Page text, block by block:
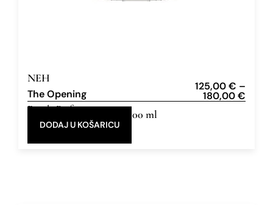
NEH
The Opening
125,00€ –
180,00€
Eau de Parfum 50 ml, 100 ml
DODAJ U KOŠARICU